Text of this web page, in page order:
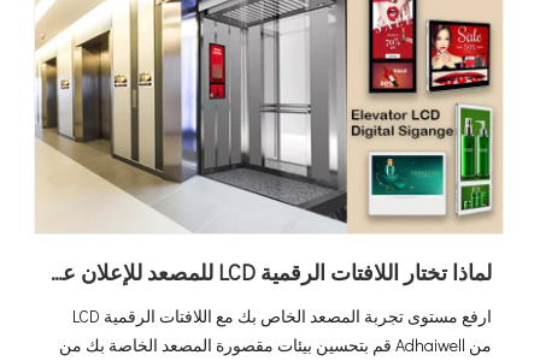
لماذا تختار اللافتات الرقمية LCD للمصعد للإعلان عن كابينة المصعد
ارفع مستوى تجربة المصعد الخاص بك مع اللافتات الرقمية LCD
من Adhaiwell قم بتحسين بيئات مقصورة المصعد الخاصة بك من